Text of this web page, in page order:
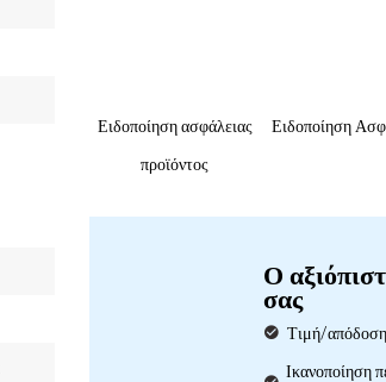
Ειδοποίηση ασφάλειας
προϊόντος
Ειδοποίηση
Ο
σας
Τιμή/
Ικανοποίηση